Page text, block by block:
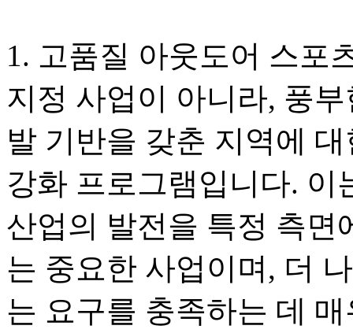
1. 고품질 아웃도어 스포
지정 사업이 아니라, 풍
발 기반을 갖춘 지역에
강화 프로그램입니다. 이
산업의 발전을 특정 측면
는 중요한 사업이며, 더
는 요구를 충족하는 데